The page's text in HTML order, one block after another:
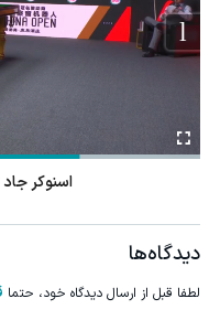
اسنوکر
دیدگاه‌ها
لطفا قبل از ارسال دیدگاه خود، حتما